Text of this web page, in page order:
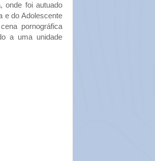
onde foi autuado
e do Adolescente
pornográfica
a uma unidade